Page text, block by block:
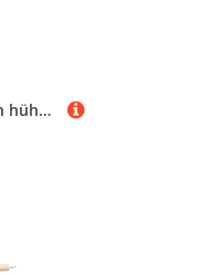
HOODANCOS Eisen Rutin hühnerplattform Futterstation mit Leiter für Kleine Haustiere Wie Hühner und Vögel Robustes Kletter Ruhegerät zur Beschäftigung und Bewegung von Geflügel und